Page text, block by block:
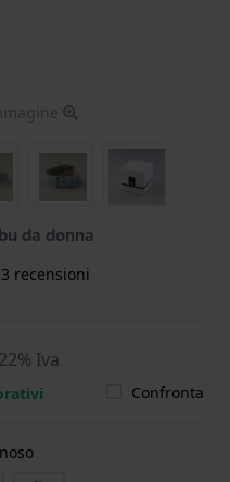
da donna
3 recensioni
Iva
Confronta